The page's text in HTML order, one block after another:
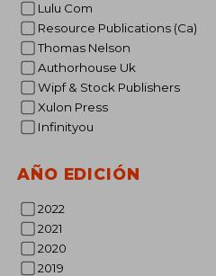
Lulu Com
Resource Publications (Ca)
Thomas Nelson
Authorhouse Uk
Wipf & Stock Publishers
Xulon Press
Infinityou
AÑO EDICIÓN
2022
2021
2020
2019